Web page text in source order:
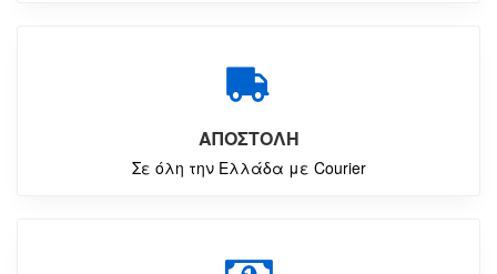
ΑΠΟΣΤΟΛΗ
Σε όλη την Ελλάδα με Courier